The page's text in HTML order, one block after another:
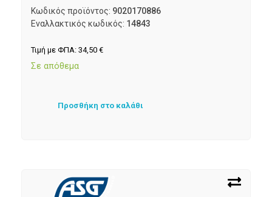
Κωδικός προϊόντος: 9020170886
Εναλλακτικός κωδικός: 14843
Τιμή με ΦΠΑ: 34,50 €
Σε απόθεμα
Προσθήκη στο καλάθι